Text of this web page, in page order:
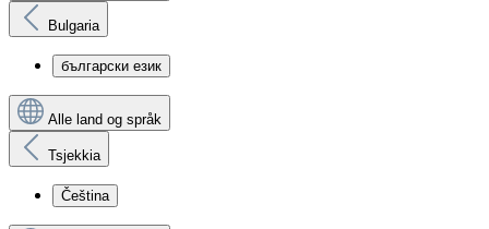
Bulgaria
български език
Alle land og språk
Tsjekkia
Čeština